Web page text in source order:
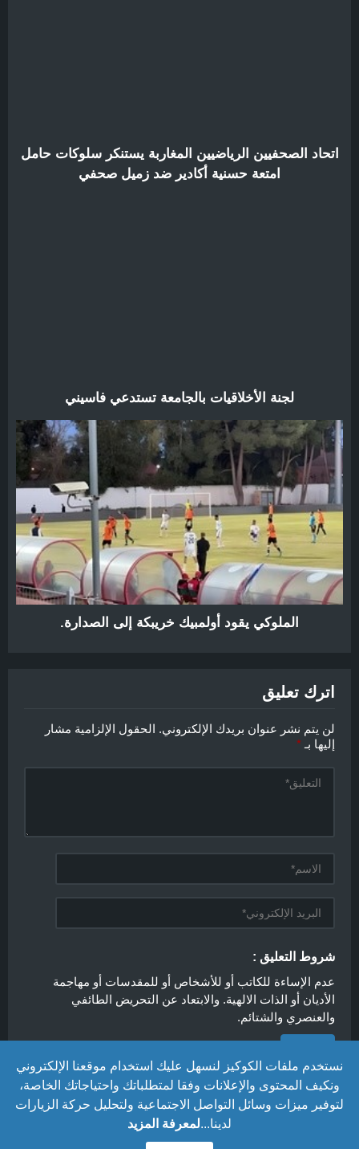
اتحاد الصحفيين الرياضيين المغاربة يستنكر سلوكات حامل
امتعة حسنية أكادير ضد زميل صحفي
لجنة الأخلاقيات بالجامعة تستدعي فاسيني
الملوكي يقود أولمبيك خريبكة إلى الصدارة.
اترك تعليق
لن يتم نشر عنوان بريدك الإلكتروني. الحقول الإلزامية مشار
إليها بـ *
شروط التعليق :
عدم الإساءة للكاتب أو للأشخاص أو للمقدسات أو مهاجمة
الأديان أو الذات الالهية. والابتعاد عن التحريض الطائفي
والعنصري والشتائم.
نستخدم ملفات الكوكيز لنسهل عليك استخدام موقعنا الإلكتروني
ونكيف المحتوى والإعلانات وفقا لمتطلباتك واحتياجاتك الخاصة،
لتوفير ميزات وسائل التواصل الاجتماعية ولتحليل حركة الزيارات
لدينا...لمعرفة المزيد